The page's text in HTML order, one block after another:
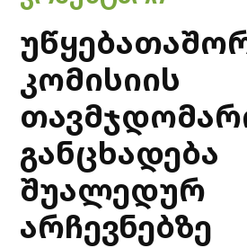
IN
კომისიის
განცხადება
შუალედურ
არჩევნებზე